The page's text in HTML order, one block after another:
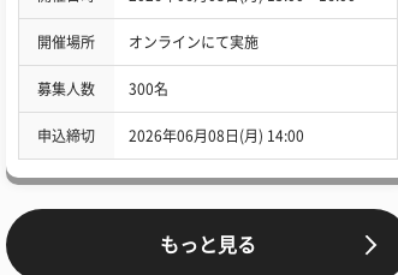
開催場所 オンラインにて実施
募集人数 300名
申込締切 2026年06月08日(月) 14:00
もっと見る